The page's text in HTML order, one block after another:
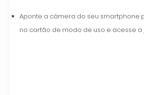
Aponte a câmera do seu smartphone
no cartão de modo de uso e acesse a